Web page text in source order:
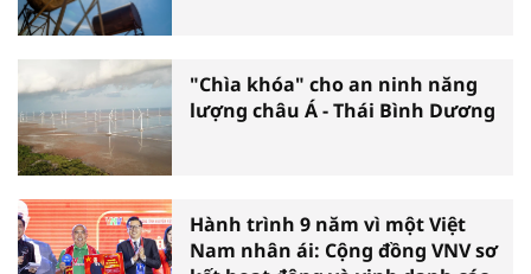
"Chìa khóa" cho an ninh năng
lượng châu Á - Thái Bình Dương
Hành trình 9 năm vì một Việt
Nam nhân ái: Cộng đồng VNV sơ